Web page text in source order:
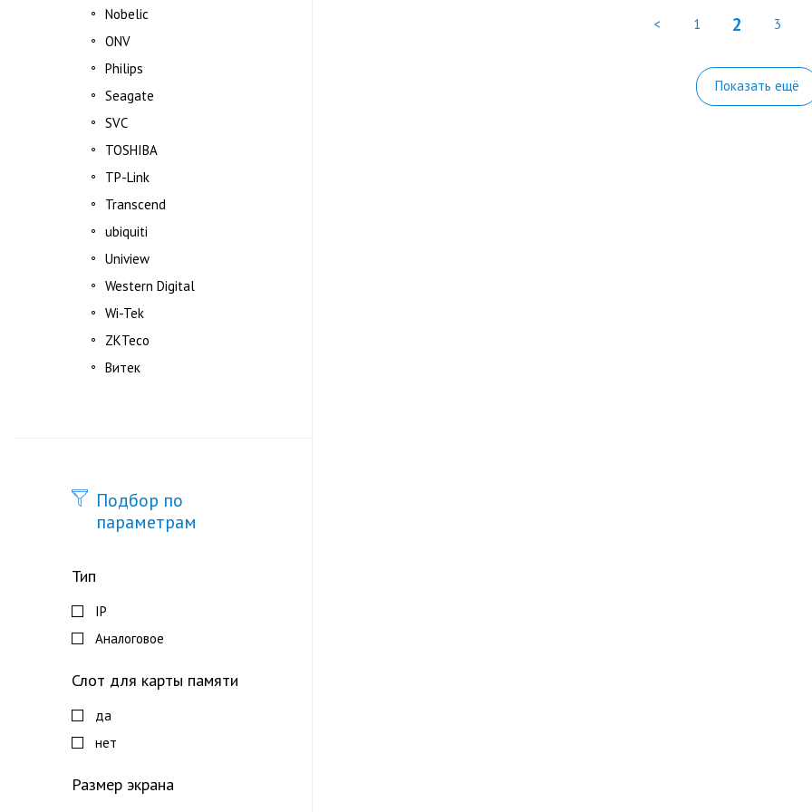
Nobelic
ONV
Philips
Seagate
SVC
TOSHIBA
TP-Link
Transcend
ubiquiti
Uniview
Western Digital
Wi-Tek
ZKTeco
Витек
Подбор по
параметрам
Тип
IP
Аналоговое
Слот для карты памяти
да
нет
Размер экрана
< 1 2 3
Показать ещё